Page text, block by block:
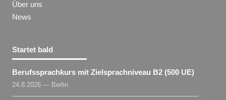
Über uns
News
Startet bald
Berufssprachkurs mit Zielsprachniveau B2 (500 UE)
24.8.2026 — Berlin